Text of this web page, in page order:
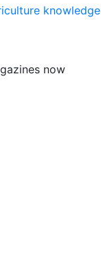
knowledge
now